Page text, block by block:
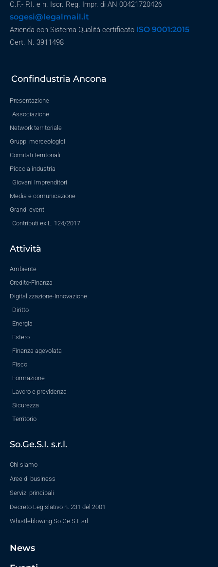
C.F.- P.I. e n. Iscr. Reg. Impr. di AN 00421720426
sogesi@legalmail.it
Azienda con Sistema Qualità certificato ISO 9001:2015
Cert. N. 3911498
Confindustria Ancona
Presentazione
Associazione
Network territoriale
Gruppi merceologici
Comitati territoriali
Piccola industria
Giovani Imprenditori
Media e comunicazione
Grandi eventi
Contributi ex L. 124/2017
Attività
Ambiente
Credito-Finanza
Digitalizzazione-Innovazione
Diritto
Energia
Estero
Finanza agevolata
Fisco
Formazione
Lavoro e previdenza
Sicurezza
Territorio
So.Ge.S.I. s.r.l.
Chi siamo
Aree di business
Servizi principali
Decreto Legislativo n. 231 del 2001
Whistleblowing So.Ge.S.I. srl
News